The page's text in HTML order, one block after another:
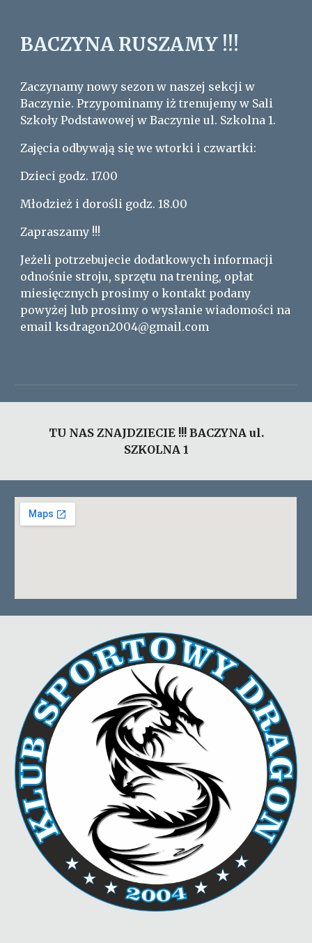
BACZYNA RUSZAMY !!!
Zaczynamy nowy sezon w naszej sekcji w
Baczynie. Przypominamy iż trenujemy w Sali
Szkoły Podstawowej w Baczynie ul. Szkolna 1.
Zajęcia odbywają się we wtorki i czwartki:
Dzieci godz. 17.00
Młodzież i dorośli godz. 18.00
Zapraszamy !!!
Jeżeli potrzebujecie dodatkowych informacji
odnośnie stroju, sprzętu na trening, opłat
miesięcznych prosimy o kontakt podany
powyżej lub prosimy o wysłanie wiadomości na
email ksdragon2004@gmail.com
TU NAS ZNAJDZIECIE !!! BACZYNA ul.
SZKOLNA 1